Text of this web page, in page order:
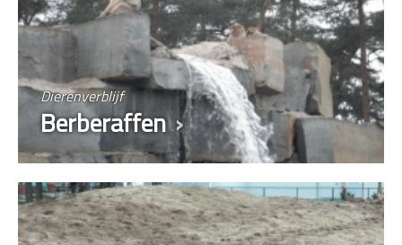
Dierenverblijf
Berberaffen